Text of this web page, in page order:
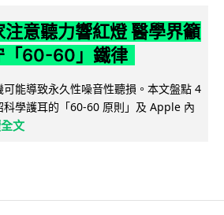
意聽力響紅燈 醫學界籲
「60-60」鐵律
能導致永久性噪音性聽損。本文盤點 4
科學護耳的「60-60 原則」及 Apple 內
文